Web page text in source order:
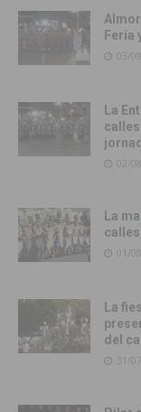
Feria
03/
La
02/
La
01/
La
del
31/